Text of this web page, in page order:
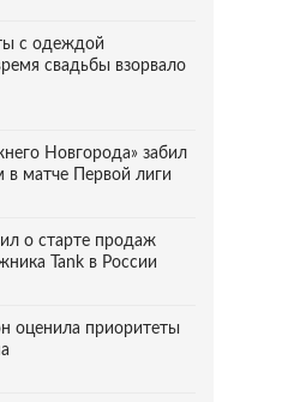
с одеждой
свадьбы взорвало
Новгорода» забил
в матче Первой лиги
о старте продаж
Tank в России
оценила приоритеты